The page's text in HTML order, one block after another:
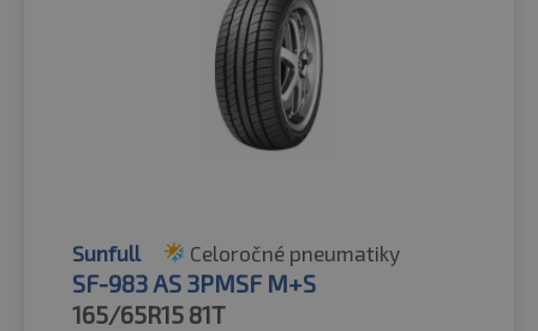
Sunfull Celoročné pneumatiky
SF-983 AS 3PMSF M+S
165/65R15 81T